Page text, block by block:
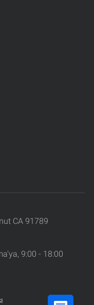
CA 91789
9:00 - 18:00